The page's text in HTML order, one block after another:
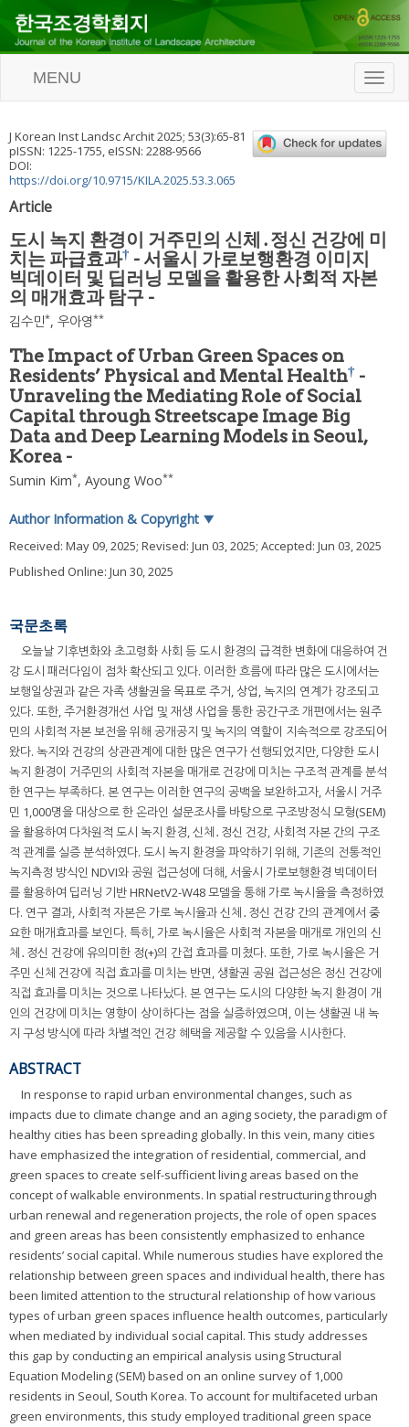
T
o
l
e
g
t
MENU
J Korean Inst Landsc Archit2025; 53(3):65-81
pISSN: 1225-1755, eISSN: 2288-9566
DOI:
https://doi.org/10.9715/KILA.2025.53.3.065
Article
도시 녹지 환경이 거주민의 신체․정신 건강에 미
치는 파급효과† - 서울시 가로보행환경 이미지
빅데이터 및 딥러닝 모델을 활용한 사회적 자본
의 매개효과 탐구 -
김수민*, 우아영**
The Impact of Urban Green Spaces on
Residents’ Physical and Mental Health† -
Unraveling the Mediating Role of Social
Capital through Streetscape Image Big
Data and Deep Learning Models in Seoul,
Korea -
Sumin Kim*, Ayoung Woo**
Author Information & Copyright ▼
Received: May 09, 2025; Revised: Jun 03, 2025; Accepted: Jun 03, 2025
Published Online: Jun 30, 2025
국문초록
오늘날 기후변화와 초고령화 사회 등 도시 환경의 급격한 변화에 대응하여 건
강 도시 패러다임이 점차 확산되고 있다. 이러한 흐름에 따라 많은 도시에서는
보행일상권과 같은 자족 생활권을 목표로 주거, 상업, 녹지의 연계가 강조되고
있다. 또한, 주거환경개선 사업 및 재생 사업을 통한 공간구조 개편에서는 원주
민의 사회적 자본 보전을 위해 공개공지 및 녹지의 역할이 지속적으로 강조되어
왔다. 녹지와 건강의 상관관계에 대한 많은 연구가 선행되었지만, 다양한 도시
녹지 환경이 거주민의 사회적 자본을 매개로 건강에 미치는 구조적 관계를 분석
한 연구는 부족하다. 본 연구는 이러한 연구의 공백을 보완하고자, 서울시 거주
민 1,000명을 대상으로 한 온라인 설문조사를 바탕으로 구조방정식 모형(SEM)
을 활용하여 다차원적 도시 녹지 환경, 신체․정신 건강, 사회적 자본 간의 구조
적 관계를 실증 분석하였다. 도시 녹지 환경을 파악하기 위해, 기존의 전통적인
녹지측정 방식인 NDVI와 공원 접근성에 더해, 서울시 가로보행환경 빅데이터
를 활용하여 딥러닝 기반 HRNetV2-W48 모델을 통해 가로 녹시율을 측정하였
다. 연구 결과, 사회적 자본은 가로 녹시율과 신체․정신 건강 간의 관계에서 중
요한 매개효과를 보인다. 특히, 가로 녹시율은 사회적 자본을 매개로 개인의 신
체․정신 건강에 유의미한 정(+)의 간접 효과를 미쳤다. 또한, 가로 녹시율은 거
주민 신체 건강에 직접 효과를 미치는 반면, 생활권 공원 접근성은 정신 건강에
직접 효과를 미치는 것으로 나타났다. 본 연구는 도시의 다양한 녹지 환경이 개
인의 건강에 미치는 영향이 상이하다는 점을 실증하였으며, 이는 생활권 내 녹
지 구성 방식에 따라 차별적인 건강 혜택을 제공할 수 있음을 시사한다.
ABSTRACT
In response to rapid urban environmental changes, such as
impacts due to climate change and an aging society, the paradigm of
healthy cities has been spreading globally. In this vein, many cities
have emphasized the integration of residential, commercial, and
green spaces to create self-sufficient living areas based on the
concept of walkable environments. In spatial restructuring through
urban renewal and regeneration projects, the role of open spaces
and green areas has been consistently emphasized to enhance
residents’ social capital. While numerous studies have explored the
relationship between green spaces and individual health, there has
been limited attention to the structural relationship of how various
types of urban green spaces influence health outcomes, particularly
when mediated by individual social capital. This study addresses
this gap by conducting an empirical analysis using Structural
Equation Modeling (SEM) based on an online survey of 1,000
residents in Seoul, South Korea. To account for multifaceted urban
green environments, this study employed traditional green space